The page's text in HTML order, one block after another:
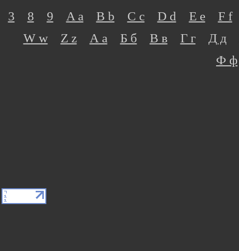
3 8 9 A a B b C c D d E e F f
W w
Z z А а Б б В в Г г Д д
Ф ф